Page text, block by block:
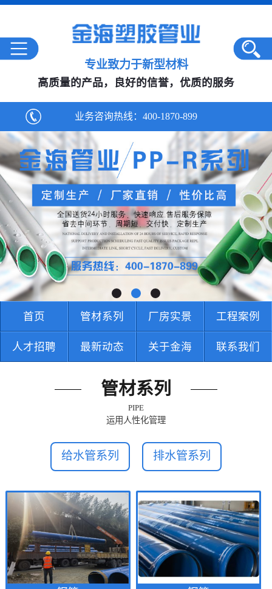
专业致力于新型材料
高质量的产品，良好的信誉，优质的服务
业务咨询热线： 400-1870-899
首页 管材系列 厂房实景 工程案例
人才招聘 最新动态 关于金海 联系我们
管材系列
PIPE
运用人性化管理
给水管系列 排水管系列